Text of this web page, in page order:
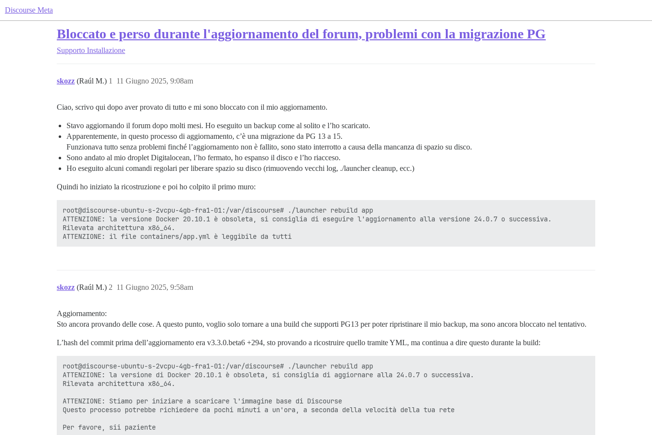
Discourse Meta
Bloccato e perso durante l'aggiornamento del forum, problemi con la migrazione PG
Supporto Installazione
skozz (Raúl M.) 11 Giugno 2025, 9:08am
1
Ciao, scrivo qui dopo aver provato di tutto e mi sono bloccato con il mio aggiornamento.
Stavo aggiornando il forum dopo molti mesi. Ho eseguito un backup come al solito e l’ho scaricato.
Apparentemente, in questo processo di aggiornamento, c’è una migrazione da PG 13 a 15.
Funzionava tutto senza problemi finché l’aggiornamento non è fallito, sono stato interrotto a causa della mancanza di spazio su disco.
Sono andato al mio droplet Digitalocean, l’ho fermato, ho espanso il disco e l’ho riacceso.
Ho eseguito alcuni comandi regolari per liberare spazio su disco (rimuovendo vecchi log, ./launcher cleanup, ecc.)
Quindi ho iniziato la ricostruzione e poi ho colpito il primo muro:
root@discourse-ubuntu-s-2vcpu-4gb-fra1-01:/var/discourse# ./launcher rebuild app
ATTENZIONE: la versione Docker 20.10.1 è obsoleta, si consiglia di eseguire l'aggiornamento alla versione 24.0.7 o successiva.
Rilevata architettura x86_64.
skozz (Raúl M.) 11 Giugno 2025, 9:58am
2
Aggiornamento:
Sto ancora provando delle cose. A questo punto, voglio solo tornare a una build che supporti PG13 per poter ripristinare il mio backup, ma sono ancora bloccato nel tentativo.
L’hash del commit prima dell’aggiornamento era v3.3.0.beta6 +294, sto provando a ricostruire quello tramite YML, ma continua a dire questo durante la build:
root@discourse-ubuntu-s-2vcpu-4gb-fra1-01:/var/discourse# ./launcher rebuild app
ATTENZIONE: la versione di Docker 20.10.1 è obsoleta, si consiglia di aggiornare alla 24.0.7 o successiva.
Rilevata architettura x86_64.
ATTENZIONE: Stiamo per iniziare a scaricare l'immagine base di Discourse
Questo processo potrebbe richiedere da pochi minuti a un'ora, a seconda della velocità della tua rete
Per favore, sii paziente